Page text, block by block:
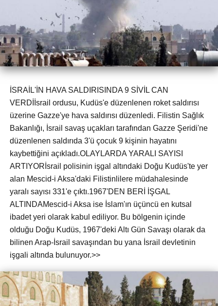
İSRAİL'İN HAVA SALDIRISINDA 9 SİVİL CAN
VERDİİsrail ordusu, Kudüs'e düzenlenen roket saldırısı
üzerine Gazze'ye hava saldırısı düzenledi. Filistin Sağlık
Bakanlığı, İsrail savaş uçakları tarafından Gazze Şeridi'ne
düzenlenen saldırıda 3'ü çocuk 9 kişinin hayatını
kaybettiğini açıkladı.OLAYLARDA YARALI SAYISI
ARTIYORİsrail polisinin işgal altındaki Doğu Kudüs'te yer
alan Mescid-i Aksa'daki Filistinlilere müdahalesinde
yaralı sayısı 331'e çıktı.1967'DEN BERİ İŞGAL
ALTINDAMescid-i Aksa ise İslam'ın üçüncü en kutsal
ibadet yeri olarak kabul ediliyor. Bu bölgenin içinde
olduğu Doğu Kudüs, 1967'deki Altı Gün Savaşı olarak da
bilinen Arap-İsrail savaşından bu yana İsrail devletinin
işgali altında bulunuyor.>>